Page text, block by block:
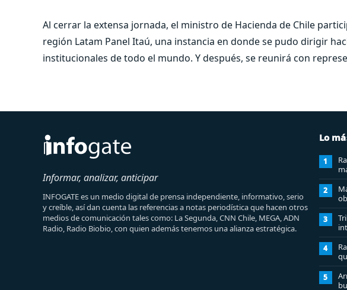
Al cerrar la extensa jornada, el ministro de Hacienda de Chile
región Latam Panel Itaú, una instancia en donde se pudo dirigir
institucionales de todo el mundo. Y después, se reunirá con
Informar, analizar, anticipar
INFOGATE es un medio digital de prensa independiente, informativo, serio
y creíble, así dan cuenta las referencias a notas periodística que hacen otros
medios de comunicación tales como: La Segunda, CNN Chile, MEGA, ADN
Radio, Radio Biobio, con quien además tenemos una alianza estratégica.
Lo
1
2
3
4
5